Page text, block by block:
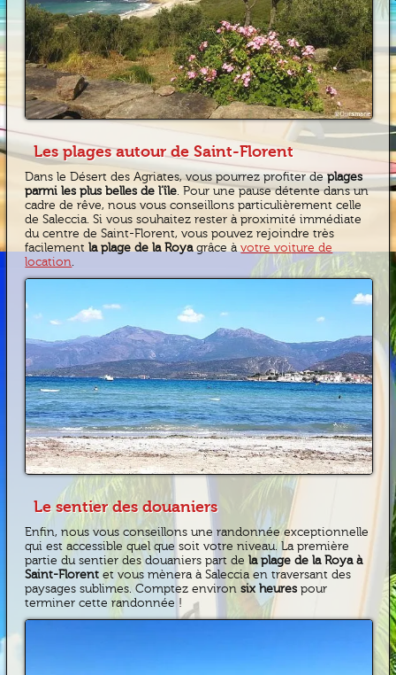
Les plages autour de Saint-Florent
Dans le Désert des Agriates, vous pourrez profiter deplages
parmi les plus belles de l’île. Pour une pause détente dans un
cadre de rêve, nous vous conseillons particulièrement celle
de Saleccia. Si vous souhaitez rester à proximité immédiate
du centre de Saint-Florent, vous pouvez rejoindre très
facilementla plage de la Royagrâce àvotre voiture de
location.
Le sentier des douaniers
Enfin, nous vous conseillons une randonnée exceptionnelle
qui est accessible quel que soit votre niveau. La première
partie du sentier des douaniers part dela plage de la Roya à
Saint-Florentet vous mènera à Saleccia en traversant des
paysages sublimes. Comptez environsix heurespour
terminer cette randonnée !